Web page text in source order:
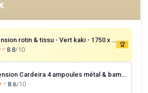
Suspension rotin & tissu - Vert kaki - 1750 x 400 mm
8.8/10
🏆
Suspension Cardeira 4 ampoules métal & bambou - scandinave/bohème, E27
8.6/10